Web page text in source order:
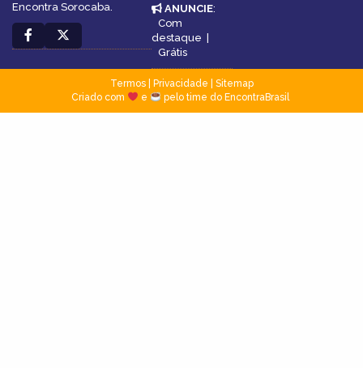
Encontra Sorocaba.
ANUNCIE:
Com
destaque
Grátis
Termos| Privacidade
Sitemap
Criado com
e pelo time do EncontraBrasil